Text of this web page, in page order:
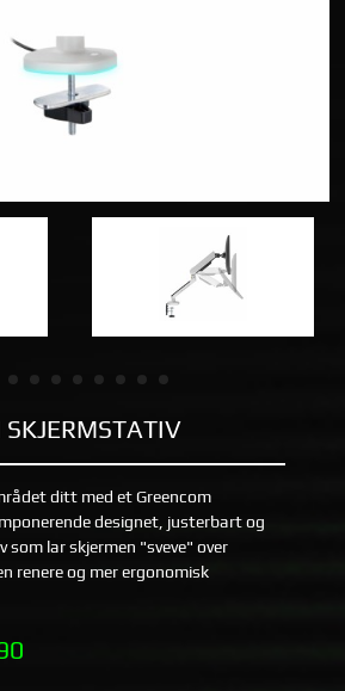
SKJERMSTATIV
ditt med et Greencom
designet, justerbart og
som lar skjermen "sveve" over
renere og mer ergonomisk